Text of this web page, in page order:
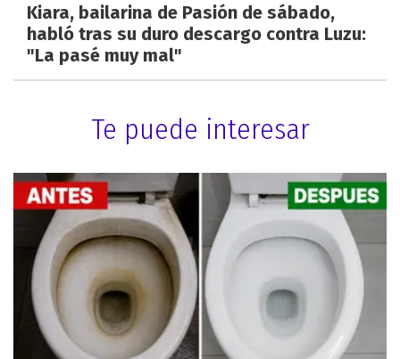
Kiara, bailarina de Pasión de sábado,
habló tras su duro descargo contra Luzu:
"La pasé muy mal"
Te puede interesar